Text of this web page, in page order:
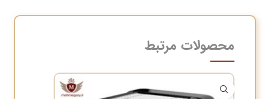
محصولات مرتبط